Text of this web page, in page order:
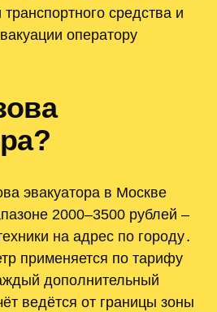
средства и
оператору
эвакуатора в Москве
2000–3500 рублей ‒
на адрес по городу․
применяется по тарифу
дополнительный
ведётся от границы зоны